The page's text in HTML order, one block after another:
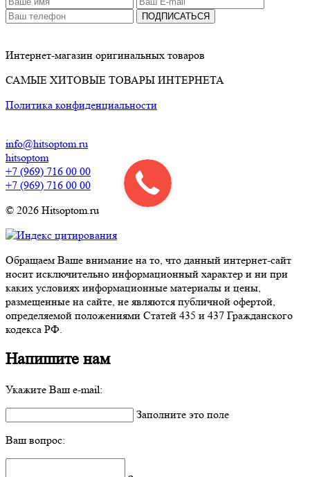
ПОДПИСАТЬСЯ
Интернет-магазин оригинальных товаров
САМЫЕ ХИТОВЫЕ ТОВАРЫ ИНТЕРНЕТА
Политика конфиденциальности
info@hitsoptom.ru
hitsoptom
+7 (969) 716 00 00
+7 (969) 716 00 00
© 2026 Hitsoptom.ru
Обращаем Ваше внимание на то, что данный интернет-сайт
носит исключительно информационный характер и ни при
каких условиях информационные материалы и цены,
размещенные на сайте, не являются публичной офертой,
определяемой положениями Статей 435 и 437 Гражданского
кодекса РФ.
Напишите нам
Укажите Ваш e-mail:
Заполните это поле
Ваш вопрос: